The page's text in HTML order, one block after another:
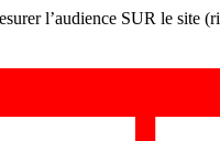
l’audience SUR le site